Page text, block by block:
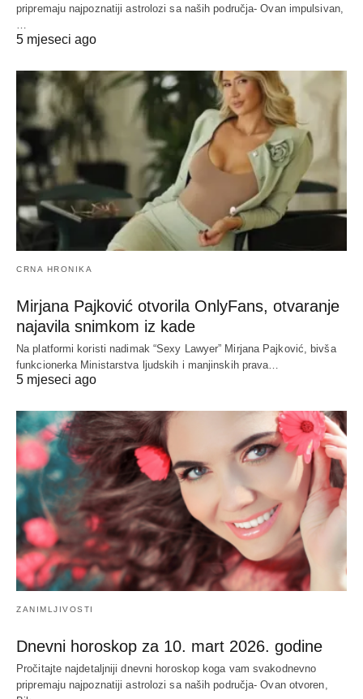
pripremaju najpoznatiji astrolozi sa naših područja- Ovan impulsivan,
…
5 mjeseci ago
CRNA HRONIKA
Mirjana Pajković otvorila OnlyFans, otvaranje
najavila snimkom iz kade
Na platformi koristi nadimak “Sexy Lawyer” Mirjana Pajković, bivša
funkcionerka Ministarstva ljudskih i manjinskih prava…
5 mjeseci ago
ZANIMLJIVOSTI
Dnevni horoskop za 10. mart 2026. godine
Pročitajte najdetaljniji dnevni horoskop koga vam svakodnevno
pripremaju najpoznatiji astrolozi sa naših područja- Ovan otvoren,